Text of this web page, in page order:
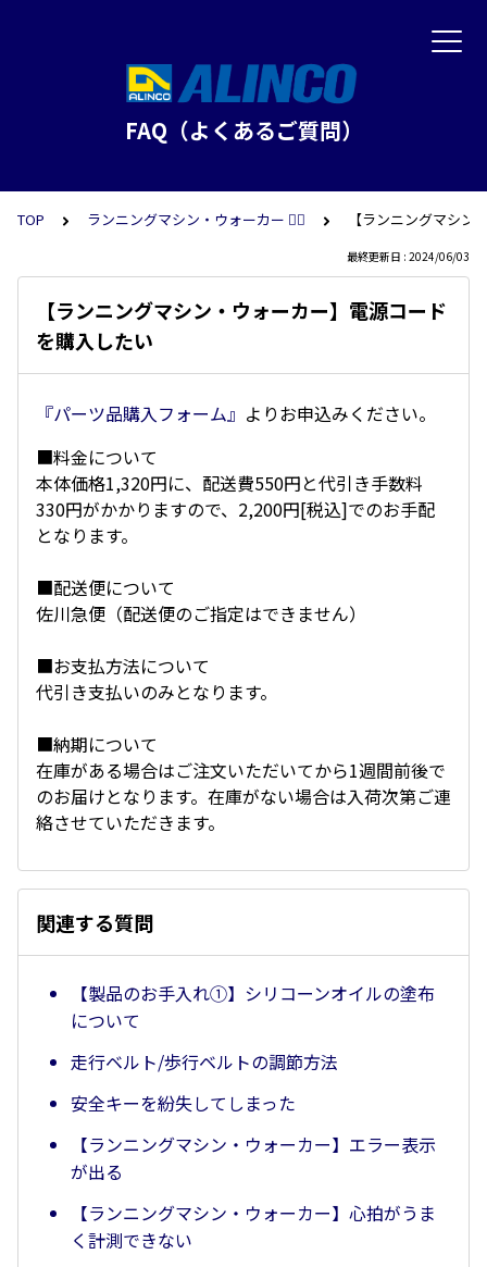
FAQ（よくあるご質問）
TOP ランニングマシン・ウォーカー 🏃‍♀️ 【ランニングマシン
最終更新日 : 2024/06/03
【ランニングマシン・ウォーカー】電源コード
を購入したい
『パーツ品購入フォーム』 よりお申込みください。
■料金について
本体価格1,320円に、配送費550円と代引き手数料
330円がかかりますので、2,200円[税込]でのお手配
となります。
■配送便について
佐川急便（配送便のご指定はできません）
■お支払方法について
代引き支払いのみとなります。
■納期について
在庫がある場合はご注文いただいてから1週間前後で
のお届けとなります。在庫がない場合は入荷次第ご連
絡させていただきます。
関連する質問
【製品のお手入れ①】シリコーンオイルの塗布
について
走行ベルト/歩行ベルトの調節方法
安全キーを紛失してしまった
【ランニングマシン・ウォーカー】エラー表示
が出る
【ランニングマシン・ウォーカー】心拍がうま
く計測できない